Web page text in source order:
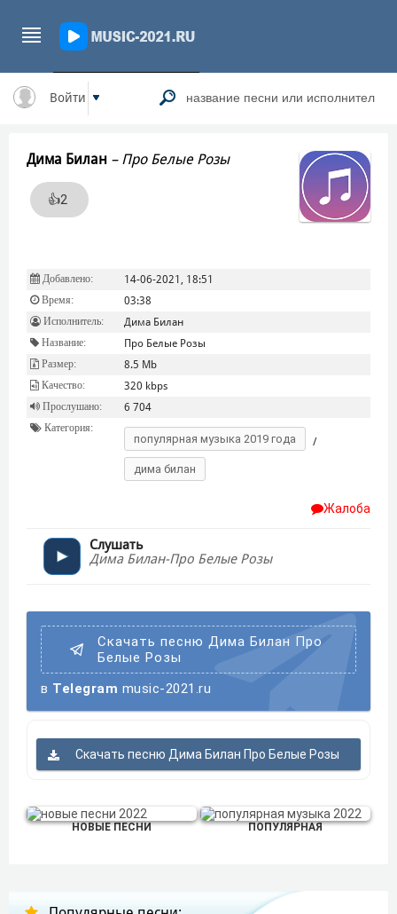
Войти
Дима Билан – Про Белые Розы
👍2
Добавлено: 14-06-2021, 18:51
Время: 03:38
Исполнитель: Дима Билан
Название: Про Белые Розы
Размер: 8.5 Mb
Качество: 320 kbps
Прослушано: 6 704
Категория:
популярная музыка 2019 года /
дима билан
Жалоба
Слушать
Дима Билан-Про Белые Розы
Скачать песню Дима Билан Про
Белые Розы
в Telegram music-2021.ru
Скачать песню Дима Билан Про Белые Розы
НОВЫЕ ПЕСНИ ПОПУЛЯРНАЯ